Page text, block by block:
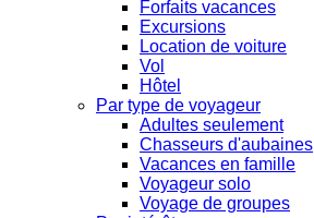
Forfaits vacances
Excursions
Location de voiture
Vol
Hôtel
Par type de voyageur
Adultes seulement
Chasseurs d'aubaines
Vacances en famille
Voyageur solo
Voyage de groupes